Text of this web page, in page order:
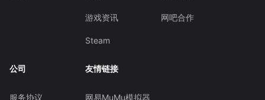
游戏资讯
Steam
网吧合作
公司
服务协议
友情链接
网易MuMu模拟器